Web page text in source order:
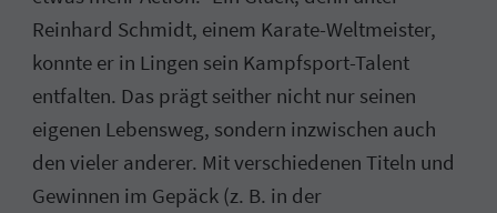
Reinhard Schmidt, einem Karate-Weltmeister,
konnte er in Lingen sein Kampfsport-Talent
entfalten. Das prägt seither nicht nur seinen
eigenen Lebensweg, sondern inzwischen auch
den vieler anderer. Mit verschiedenen Titeln und
Gewinnen im Gepäck (z. B. in der